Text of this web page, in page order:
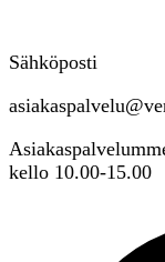
Sähköposti
kello 10.00-15.00